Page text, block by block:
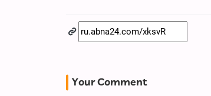
Your Comment